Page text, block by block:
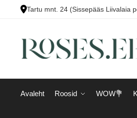
Tartu mnt. 24 (Sissepääs Liivalaia
Avaleht Roosid WOW💐